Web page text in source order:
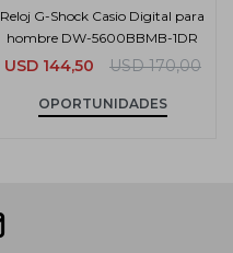
Reloj G-Shock Casio Digital para
hombre DW-5600BBMB-1DR
USD 144,50 USD 170,00
OPORTUNIDADES